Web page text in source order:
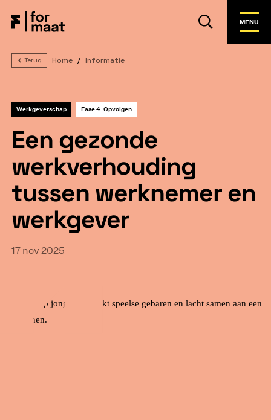
MENU
Terug Home Informatie
Werkgeverschap Fase 4: Opvolgen
Een gezonde
werkverhouding
tussen werknemer en
werkgever
17 nov 2025